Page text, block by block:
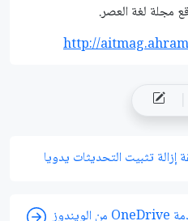
مجلة لغة العصر.
http://